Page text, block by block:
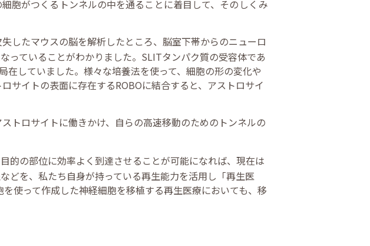
胞がつくるトンネルの中を通ることに着目して、そのしくみ
したマウスの脳を解析したところ、脳室下帯からのニューロ
っていることがわかりました。SLITタンパク質の受容体であ
していました。様々な培養法を使って、細胞の形の変化や
サイトの表面に存在するROBOに結合すると、アストロサイ
トロサイトに働きかけ、自らの高速移動のためのトンネルの
的の部位に効率よく到達させることが可能になれば、現在は
どを、私たち自身が持っている再生能力を活用し「再生医
使って作成した神経細胞を移植する再生医療においても、移